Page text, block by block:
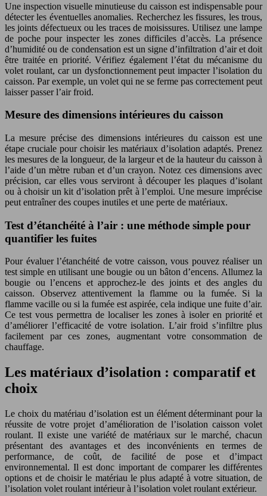
Une inspection visuelle minutieuse du caisson est indispensable pour
détecter les éventuelles anomalies. Recherchez les fissures, les trous,
les joints défectueux ou les traces de moisissures. Utilisez une lampe
de poche pour inspecter les zones difficiles d’accès. La présence
d’humidité ou de condensation est un signe d’infiltration d’air et doit
être traitée en priorité. Vérifiez également l’état du mécanisme du
volet roulant, car un dysfonctionnement peut impacter l’isolation du
caisson. Par exemple, un volet qui ne se ferme pas correctement peut
laisser passer l’air froid.
Mesure des dimensions intérieures du caisson
La mesure précise des dimensions intérieures du caisson est une
étape cruciale pour choisir les matériaux d’isolation adaptés. Prenez
les mesures de la longueur, de la largeur et de la hauteur du caisson à
l’aide d’un mètre ruban et d’un crayon. Notez ces dimensions avec
précision, car elles vous serviront à découper les plaques d’isolant
ou à choisir un kit d’isolation prêt à l’emploi. Une mesure imprécise
peut entraîner des coupes inutiles et une perte de matériaux.
Test d’étanchéité à l’air : une méthode simple pour
quantifier les fuites
Pour évaluer l’étanchéité de votre caisson, vous pouvez réaliser un
test simple en utilisant une bougie ou un bâton d’encens. Allumez la
bougie ou l’encens et approchez-le des joints et des angles du
caisson. Observez attentivement la flamme ou la fumée. Si la
flamme vacille ou si la fumée est aspirée, cela indique une fuite d’air.
Ce test vous permettra de localiser les zones à isoler en priorité et
d’améliorer l’efficacité de votre isolation. L’air froid s’infiltre plus
facilement par ces zones, augmentant votre consommation de
chauffage.
Les matériaux d’isolation : comparatif et
choix
Le choix du matériau d’isolation est un élément déterminant pour la
réussite de votre projet d’amélioration de l’isolation caisson volet
roulant. Il existe une variété de matériaux sur le marché, chacun
présentant des avantages et des inconvénients en termes de
performance, de coût, de facilité de pose et d’impact
environnemental. Il est donc important de comparer les différentes
options et de choisir le matériau le plus adapté à votre situation, de
l’isolation volet roulant intérieur à l’isolation volet roulant extérieur.